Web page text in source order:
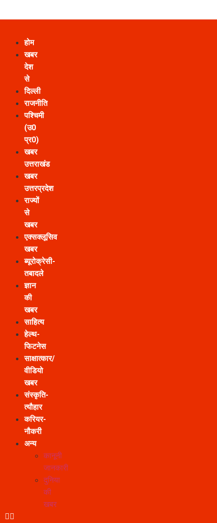
होम
खबर
देश
से
दिल्ली
राजनीति
पश्चिमी
(उ0
प्र0)
खबर
उत्तराखंड
खबर
उत्तरप्रदेश
राज्यों
से
खबर
एक्सक्लूसिव
खबर
ब्यूरोक्रेसी-
तबादले
ज्ञान
की
खबर
साहित्य
हेल्थ-
फिटनेस
साक्षात्कार/
वीडियो
खबर
संस्कृति-
त्यौहार
करियर-
नौकरी
अन्य
कानूनी
जानकारी
दुनिया
की
खबर